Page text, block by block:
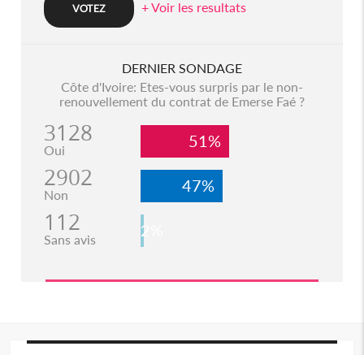
+ Voir les resultats
DERNIER SONDAGE
Côte d'Ivoire: Etes-vous surpris par le non-
renouvellement du contrat de Emerse Faé ?
3128
Oui 51%
2902
Non 47%
112
Sans avis 2%